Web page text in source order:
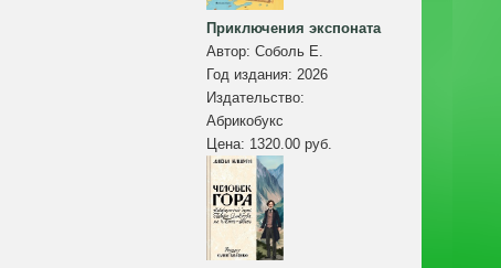
Приключения экспоната
Автор: Соболь Е.
Год издания: 2026
Издательство:
Абрикобукс
Цена: 1320.00 руб.